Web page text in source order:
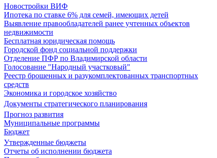
Новостройки ВИФ
Ипотека по ставке 6% для семей, имеющих детей
Выявление правообладателей ранее учтенных объектов
недвижимости
Бесплатная юридическая помощь
Городской фонд социальной поддержки
Отделение ПФР по Владимирской области
Голосование "Народный участковый"
Реестр брошенных и разукомплектованных транспортных
средств
Экономика и городское хозяйство
Документы стратегического планирования
Прогноз развития
Муниципальные программы
Бюджет
Утвержденные бюджеты
Отчеты об исполнении бюджета